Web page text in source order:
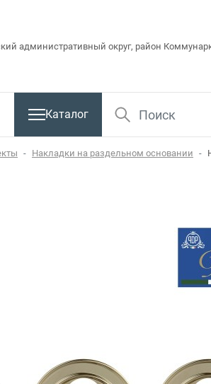
административный округ, район
Каталог
Накладки на раздельном основании